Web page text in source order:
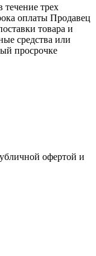
течение трех
оплаты Продавец
товара и
средства или
просрочке
офертой и